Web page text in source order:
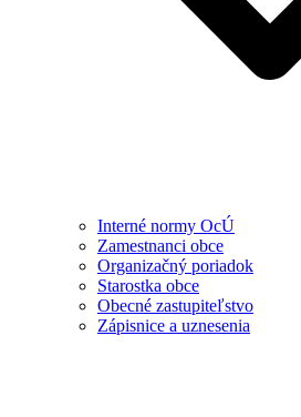
Interné normy OcÚ
Zamestnanci obce
Organizačný poriadok
Starostka obce
Obecné zastupiteľstvo
Zápisnice a uznesenia